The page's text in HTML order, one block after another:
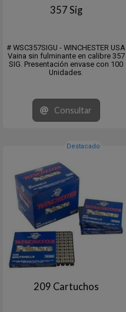
357 Sig
# WSC357SIGU - WINCHESTER USA
Vaina sin fulminante en calibre 357
SIG. Presentación envase con 100
Unidades.
Consultar
Destacado
209 Cartuchos